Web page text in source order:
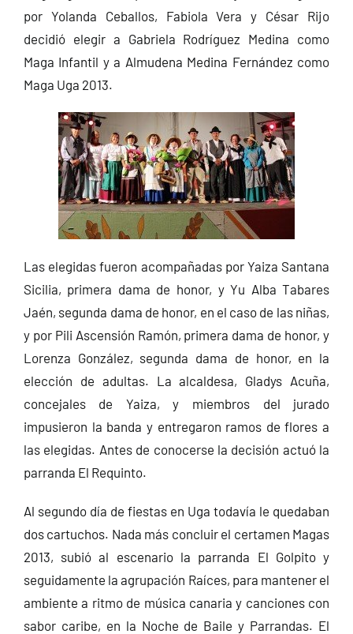
por Yolanda Ceballos, Fabiola Vera y César Rijo
decidió elegir a Gabriela Rodríguez Medina como
Maga Infantil y a Almudena Medina Fernández como
Maga Uga 2013.
Las elegidas fueron acompañadas por Yaiza Santana
Sicilia, primera dama de honor, y Yu Alba Tabares
Jaén, segunda dama de honor, en el caso de las niñas,
y por Pili Ascensión Ramón, primera dama de honor, y
Lorenza González, segunda dama de honor, en la
elección de adultas. La alcaldesa, Gladys Acuña,
concejales de Yaiza, y miembros del jurado
impusieron la banda y entregaron ramos de flores a
las elegidas. Antes de conocerse la decisión actuó la
parranda El Requinto.
Al segundo día de fiestas en Uga todavía le quedaban
dos cartuchos. Nada más concluir el certamen Magas
2013, subió al escenario la parranda El Golpito y
seguidamente la agrupación Raíces, para mantener el
ambiente a ritmo de música canaria y canciones con
sabor caribe, en la Noche de Baile y Parrandas. El